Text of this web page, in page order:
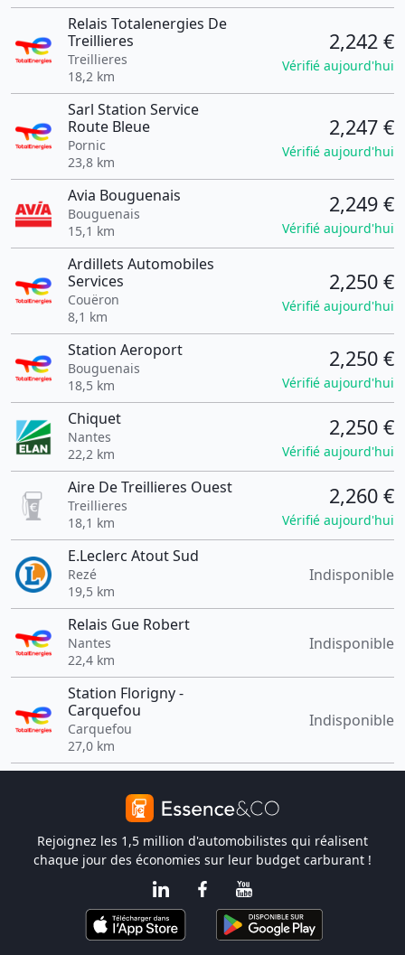
Relais Totalenergies De
Treillieres
Treillieres
18,2 km
2,242 €
Vérifié aujourd'hui
Sarl Station Service
Route Bleue
Pornic
23,8 km
2,247 €
Vérifié aujourd'hui
Avia Bouguenais
Bouguenais
15,1 km
2,249 €
Vérifié aujourd'hui
Ardillets Automobiles
Services
Couëron
8,1 km
2,250 €
Vérifié aujourd'hui
Station Aeroport
Bouguenais
18,5 km
2,250 €
Vérifié aujourd'hui
Chiquet
Nantes
22,2 km
2,250 €
Vérifié aujourd'hui
Aire De Treillieres Ouest
Treillieres
18,1 km
2,260 €
Vérifié aujourd'hui
E.Leclerc Atout Sud
Rezé
19,5 km
Indisponible
Relais Gue Robert
Nantes
22,4 km
Indisponible
Station Florigny -
Carquefou
Carquefou
27,0 km
Indisponible
Rejoignez les 1,5 million d'automobilistes qui réalisent
chaque jour des économies sur leur budget carburant !